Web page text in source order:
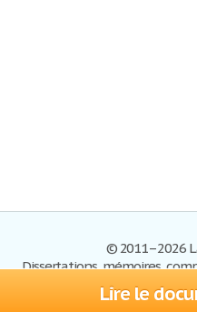
Lire le
© 2011–2026
Dissertations, mémoires,
lectures,